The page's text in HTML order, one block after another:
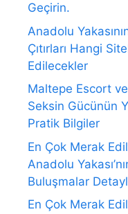
Geçirin.
Anadolu
Çıtırları Hangi
Edilecekler
Maltepe Escort
Seksin Gücünün
Pratik Bilgiler
En Çok Merak
Anadolu
Buluşmalar
En Çok Merak